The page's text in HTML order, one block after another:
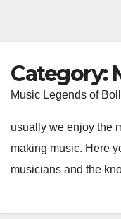
Category:
Music Legends of
usually we enjoy the
making music. Here
musicians and the